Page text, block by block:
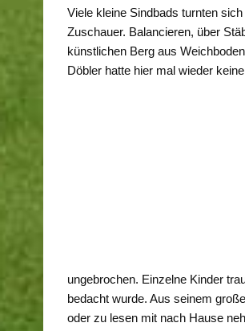
Viele kleine Sindbads turnten
Zuschauer. Balancieren, über
künstlichen Berg aus
Döbler hatte hier mal wieder
ungebrochen. Einzelne Kinder
bedacht wurde. Aus seinem
oder zu lesen mit nach Hause